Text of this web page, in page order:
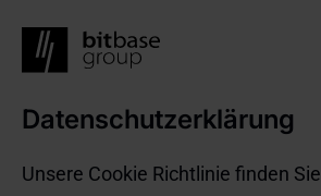
Skip
main
content
Datenschutzerklärung
Unsere Cookie Richtlinie finden Sie